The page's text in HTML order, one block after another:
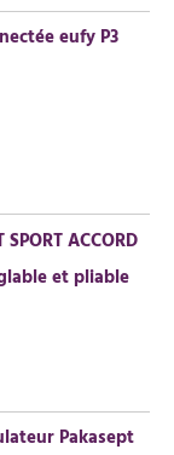
eufy P3
ACCORD
et pliable
Pakasept